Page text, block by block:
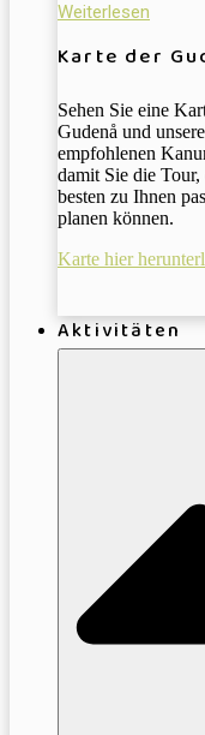
Weiterlesen
Karte der
Sehen Sie eine
Gudenå und unsere
empfohlenen
damit Sie die Tour,
besten zu Ihnen
planen können.
Karte hier
Aktivitäten